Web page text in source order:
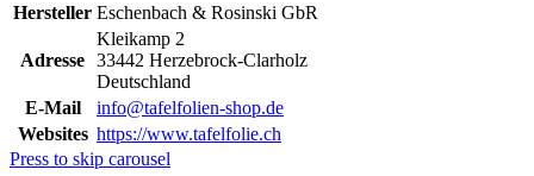
Hersteller Eschenbach & Rosinski GbR
Adresse
Kleikamp 2
33442 Herzebrock-Clarholz
Deutschland
E-Mail
info@tafelfolien-shop.de
Websites https://www.tafelfolie.ch
Press to skip carousel